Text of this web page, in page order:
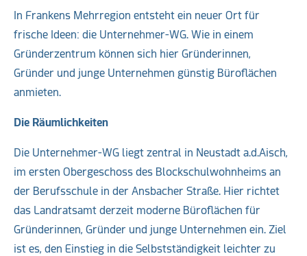
In Frankens Mehrregion entsteht ein neuer Ort für
frische Ideen: die Unternehmer-WG. Wie in einem
Gründerzentrum können sich hier Gründerinnen,
Gründer und junge Unternehmen günstig Büroflächen
anmieten.
Die Räumlichkeiten
Die Unternehmer-WG liegt zentral in Neustadt a.d.Aisch,
im ersten Obergeschoss des Blockschulwohnheims an
der Berufsschule in der Ansbacher Straße. Hier richtet
das Landratsamt derzeit moderne Büroflächen für
Gründerinnen, Gründer und junge Unternehmen ein. Ziel
ist es, den Einstieg in die Selbstständigkeit leichter zu